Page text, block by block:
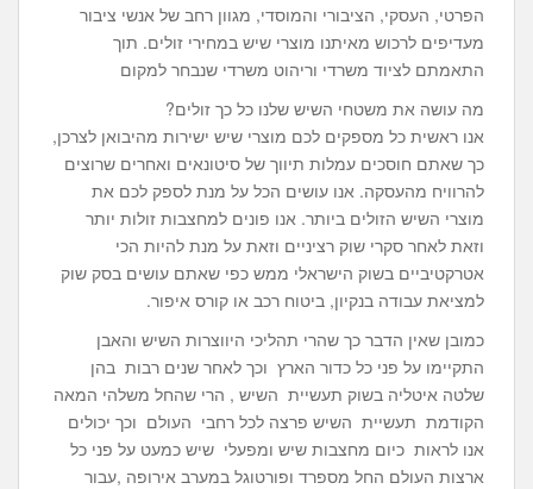
הפרטי, העסקי, הציבורי והמוסדי, מגוון רחב של אנשי ציבור
מעדיפים לרכוש מאיתנו מוצרי שיש במחירי זולים. תוך
התאמתם לציוד משרדי וריהוט משרדי שנבחר למקום
מה עושה את משטחי השיש שלנו כל כך זולים?
אנו ראשית כל מספקים לכם מוצרי שיש ישירות מהיבואן לצרכן,
כך שאתם חוסכים עמלות תיווך של סיטונאים ואחרים שרוצים
להרוויח מהעסקה. אנו עושים הכל על מנת לספק לכם את
מוצרי השיש הזולים ביותר. אנו פונים למחצבות זולות יותר
וזאת לאחר סקרי שוק רציניים וזאת על מנת להיות הכי
אטרקטיביים בשוק הישראלי ממש כפי שאתם עושים בסק שוק
למציאת עבודה בנקיון, ביטוח רכב או קורס איפור.
כמובן שאין הדבר כך שהרי תהליכי היווצרות השיש והאבן
התקיימו על פני כל כדור הארץ וכך לאחר שנים רבות בהן
שלטה איטליה בשוק תעשיית השיש , הרי שהחל משלהי המאה
הקודמת תעשיית השיש פרצה לכל רחבי העולם וכך יכולים
אנו לראות כיום מחצבות שיש ומפעלי שיש כמעט על פני כל
ארצות העולם החל מספרד ופורטוגל במערב אירופה ,עבור